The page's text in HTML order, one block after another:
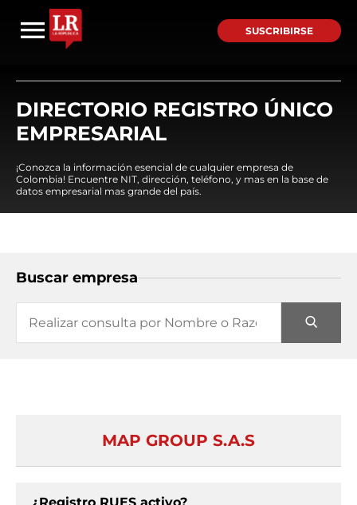
SUSCRIBIRSE
DIRECTORIO REGISTRO ÚNICO
EMPRESARIAL
¡Conozca la información esencial de cualquier empresa de
Colombia! Encuentre NIT, dirección, teléfono, y mas en la base de
datos empresarial mas grande del país.
Buscar empresa
MAP GROUP S.A.S